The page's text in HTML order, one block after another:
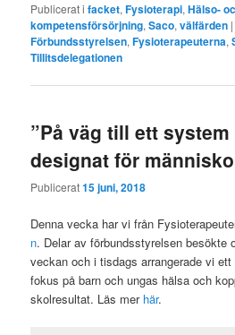
Publicerat i facket,Fysioterapi,Hälso-
kompetensförsörjning,Saco,välfärden |
Förbundsstyrelsen,Fysioterapeuterna,
Tillitsdelegationen
”På väg till ett
designat för
Publicerat15 juni, 2018
Denna vecka har vi från
n. Delar av förbundsstyrelsen besökte
veckan och i tisdags arrangerade vi
fokus på barn och ungas hälsa och
skolresultat. Läs mer här.